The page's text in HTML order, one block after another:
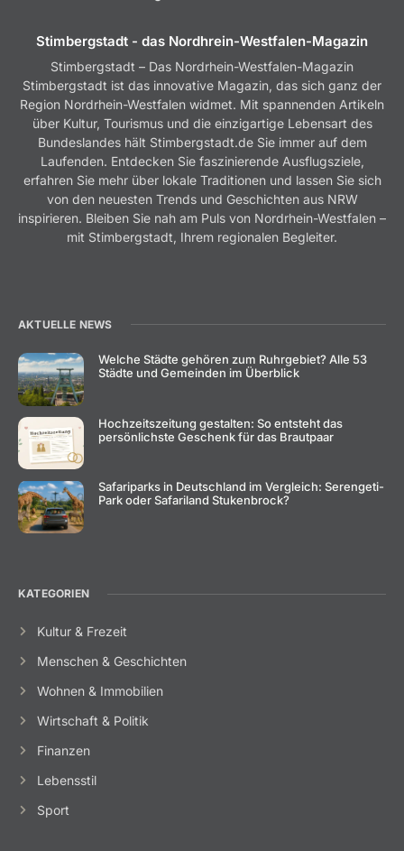
Stimbergstadt - das Nordhrein-Westfalen-Magazin
Stimbergstadt – Das Nordrhein-Westfalen-Magazin
Stimbergstadt ist das innovative Magazin, das sich ganz der
Region Nordrhein-Westfalen widmet. Mit spannenden Artikeln
über Kultur, Tourismus und die einzigartige Lebensart des
Bundeslandes hält Stimbergstadt.de Sie immer auf dem
Laufenden. Entdecken Sie faszinierende Ausflugsziele,
erfahren Sie mehr über lokale Traditionen und lassen Sie sich
von den neuesten Trends und Geschichten aus NRW
inspirieren. Bleiben Sie nah am Puls von Nordrhein-Westfalen –
mit Stimbergstadt, Ihrem regionalen Begleiter.
AKTUELLE NEWS
Welche Städte gehören zum Ruhrgebiet? Alle 53
Städte und Gemeinden im Überblick
Hochzeitszeitung gestalten: So entsteht das
persönlichste Geschenk für das Brautpaar
Safariparks in Deutschland im Vergleich: Serengeti-
Park oder Safariland Stukenbrock?
KATEGORIEN
Kultur & Frezeit
Menschen & Geschichten
Wohnen & Immobilien
Wirtschaft & Politik
Finanzen
Lebensstil
Sport